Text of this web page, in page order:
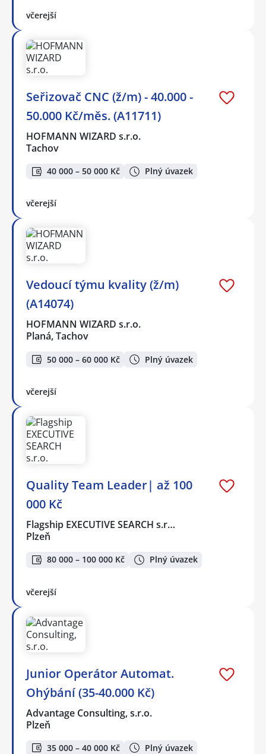
včerejší
Seřizovač CNC (ž/m) - 40.000 -
50.000 Kč/měs. (A11711)
HOFMANN WIZARD s.r.o.
Tachov
40 000 – 50 000 Kč Plný úvazek
včerejší
Vedoucí týmu kvality (ž/m)
(A14074)
HOFMANN WIZARD s.r.o.
Planá, Tachov
50 000 – 60 000 Kč Plný úvazek
včerejší
Quality Team Leader| až 100
000 Kč
Flagship EXECUTIVE SEARCH s.r…
Plzeň
80 000 – 100 000 Kč Plný úvazek
včerejší
Junior Operátor Automat.
Ohýbání (35-40.000 Kč)
Advantage Consulting, s.r.o.
Plzeň
35 000 – 40 000 Kč
Plný úvazek